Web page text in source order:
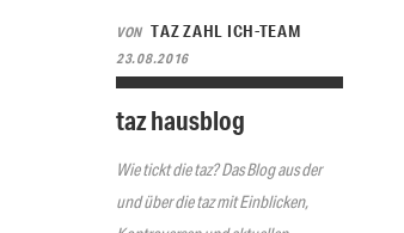
VON TAZ ZAHL ICH-TEAM
23.08.2016
taz hausblog
Wie tickt die taz? Das Blog aus der
und über die taz mit Einblicken,